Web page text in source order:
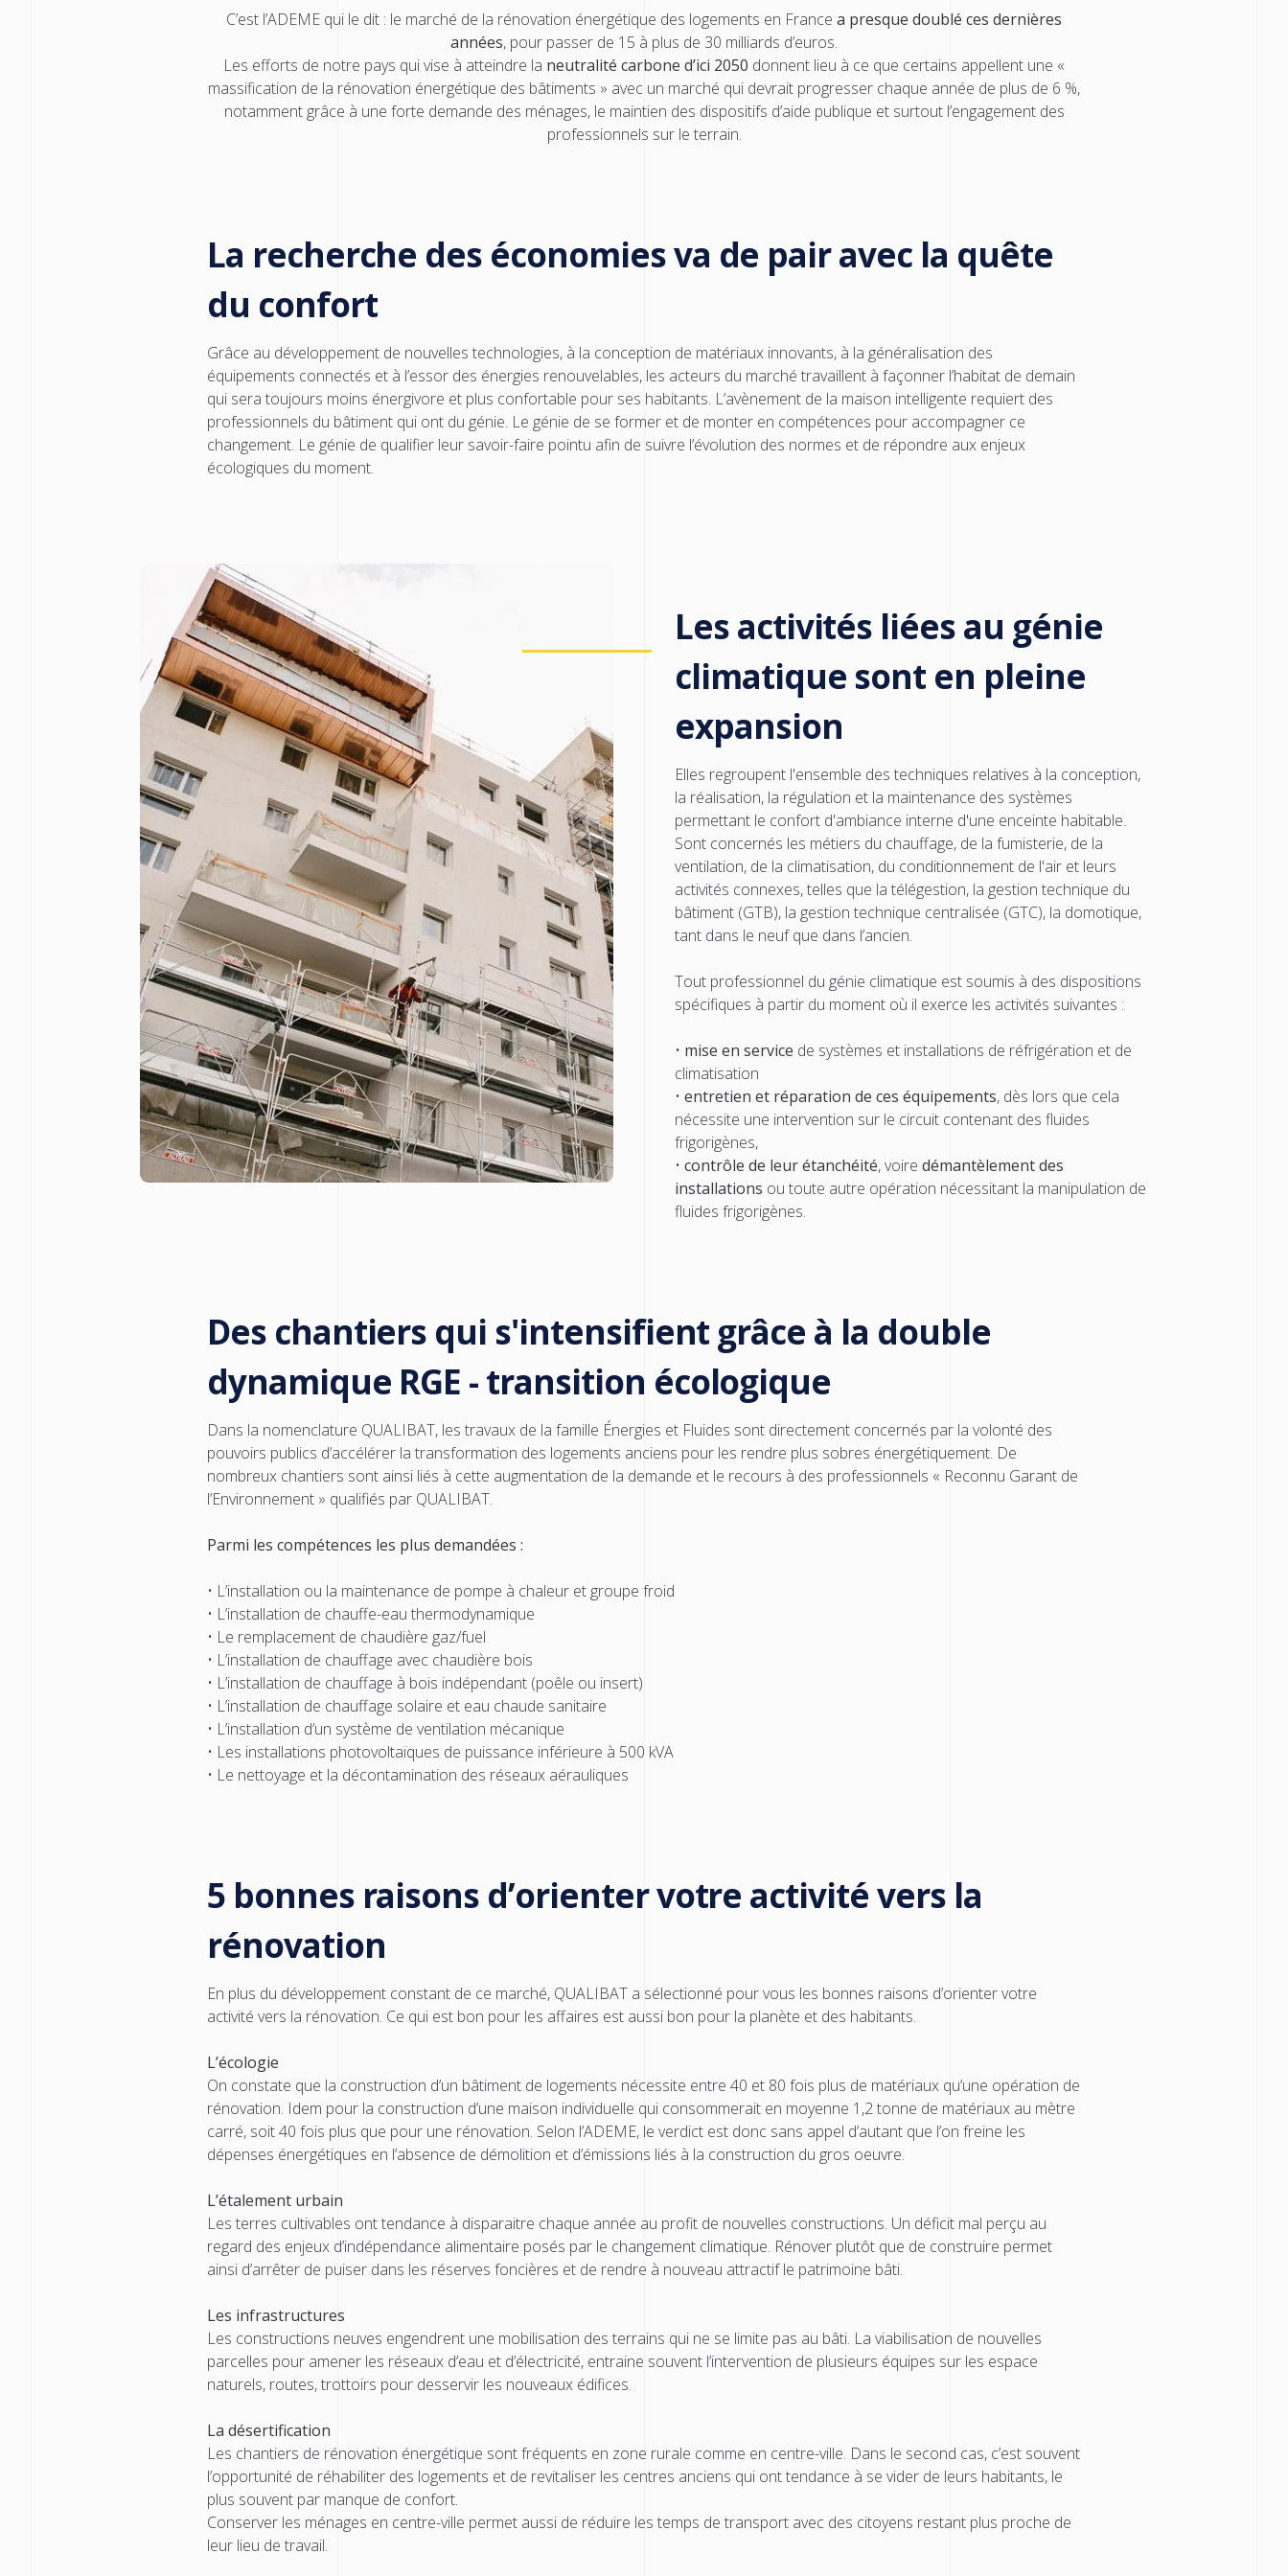
C’est l’ADEME qui le dit : le marché de la rénovation énergétique des logements en France a presque doublé ces dernières
années, pour passer de 15 à plus de 30 milliards d’euros.
Les efforts de notre pays qui vise à atteindre la neutralité carbone d’ici 2050 donnent lieu à ce que certains appellent une «
massification de la rénovation énergétique des bâtiments » avec un marché qui devrait progresser chaque année de plus de 6 %,
notamment grâce à une forte demande des ménages, le maintien des dispositifs d’aide publique et surtout l’engagement des
professionnels sur le terrain.
La recherche des économies va de pair avec la quête
du confort
Grâce au développement de nouvelles technologies, à la conception de matériaux innovants, à la généralisation des
équipements connectés et à l’essor des énergies renouvelables, les acteurs du marché travaillent à façonner l’habitat de demain
qui sera toujours moins énergivore et plus confortable pour ses habitants. L’avènement de la maison intelligente requiert des
professionnels du bâtiment qui ont du génie. Le génie de se former et de monter en compétences pour accompagner ce
changement. Le génie de qualifier leur savoir-faire pointu afin de suivre l’évolution des normes et de répondre aux enjeux
écologiques du moment.
Les activités liées au génie
climatique sont en pleine
expansion
Elles regroupent l'ensemble des techniques relatives à la conception,
la réalisation, la régulation et la maintenance des systèmes
permettant le confort d'ambiance interne d'une enceinte habitable.
Sont concernés les métiers du chauffage, de la fumisterie, de la
ventilation, de la climatisation, du conditionnement de l'air et leurs
activités connexes, telles que la télégestion, la gestion technique du
bâtiment (GTB), la gestion technique centralisée (GTC), la domotique,
tant dans le neuf que dans l’ancien.
Tout professionnel du génie climatique est soumis à des dispositions
spécifiques à partir du moment où il exerce les activités suivantes :
• mise en service de systèmes et installations de réfrigération et de
climatisation
• entretien et réparation de ces équipements, dès lors que cela
nécessite une intervention sur le circuit contenant des fluides
frigorigènes,
• contrôle de leur étanchéité, voire démantèlement des
installations ou toute autre opération nécessitant la manipulation de
fluides frigorigènes.
Des chantiers qui s'intensifient grâce à la double
dynamique RGE - transition écologique
Dans la nomenclature QUALIBAT, les travaux de la famille Énergies et Fluides sont directement concernés par la volonté des
pouvoirs publics d’accélérer la transformation des logements anciens pour les rendre plus sobres énergétiquement. De
nombreux chantiers sont ainsi liés à cette augmentation de la demande et le recours à des professionnels « Reconnu Garant de
l’Environnement » qualifiés par QUALIBAT.
Parmi les compétences les plus demandées :
• L’installation ou la maintenance de pompe à chaleur et groupe froid
• L’installation de chauffe-eau thermodynamique
• Le remplacement de chaudière gaz/fuel
• L’installation de chauffage avec chaudière bois
• L’installation de chauffage à bois indépendant (poêle ou insert)
• L’installation de chauffage solaire et eau chaude sanitaire
• L’installation d’un système de ventilation mécanique
• Les installations photovoltaïques de puissance inférieure à 500 kVA
• Le nettoyage et la décontamination des réseaux aérauliques
5 bonnes raisons d’orienter votre activité vers la
rénovation
En plus du développement constant de ce marché, QUALIBAT a sélectionné pour vous les bonnes raisons d’orienter votre
activité vers la rénovation. Ce qui est bon pour les affaires est aussi bon pour la planète et des habitants.
L’écologie
On constate que la construction d’un bâtiment de logements nécessite entre 40 et 80 fois plus de matériaux qu’une opération de
rénovation. Idem pour la construction d’une maison individuelle qui consommerait en moyenne 1,2 tonne de matériaux au mètre
carré, soit 40 fois plus que pour une rénovation. Selon l’ADEME, le verdict est donc sans appel d’autant que l’on freine les
dépenses énergétiques en l’absence de démolition et d’émissions liés à la construction du gros oeuvre.
L’étalement urbain
Les terres cultivables ont tendance à disparaitre chaque année au profit de nouvelles constructions. Un déficit mal perçu au
regard des enjeux d’indépendance alimentaire posés par le changement climatique. Rénover plutôt que de construire permet
ainsi d’arrêter de puiser dans les réserves foncières et de rendre à nouveau attractif le patrimoine bâti.
Les infrastructures
Les constructions neuves engendrent une mobilisation des terrains qui ne se limite pas au bâti. La viabilisation de nouvelles
parcelles pour amener les réseaux d’eau et d’électricité, entraine souvent l’intervention de plusieurs équipes sur les espace
naturels, routes, trottoirs pour desservir les nouveaux édifices.
La désertification
Les chantiers de rénovation énergétique sont fréquents en zone rurale comme en centre-ville. Dans le second cas, c’est souvent
l’opportunité de réhabiliter des logements et de revitaliser les centres anciens qui ont tendance à se vider de leurs habitants, le
plus souvent par manque de confort.
Conserver les ménages en centre-ville permet aussi de réduire les temps de transport avec des citoyens restant plus proche de
leur lieu de travail.